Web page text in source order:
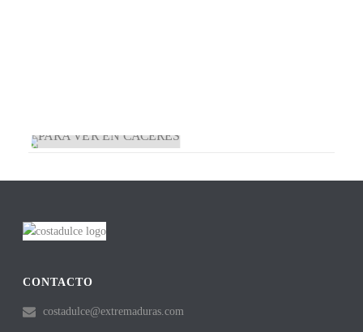
CONTACTO
costadulce@extremaduras.com